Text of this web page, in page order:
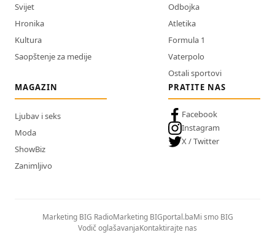
Svijet
Hronika
Kultura
Saopštenje za medije
Odbojka
Atletika
Formula 1
Vaterpolo
Ostali sportovi
MAGAZIN
Ljubav i seks
Moda
ShowBiz
Zanimljivo
PRATITE NAS
Facebook
Instagram
X / Twitter
Marketing BIG RadioMarketing BIGportal.baMi smo BIG
Vodič oglašavanjaKontaktirajte nas